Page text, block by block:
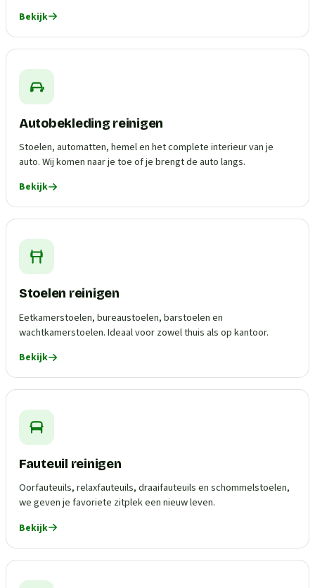
Bekijk
Autobekleding reinigen
Stoelen, automatten, hemel en het complete interieur van je
auto. Wij komen naar je toe of je brengt de auto langs.
Bekijk
Stoelen reinigen
Eetkamerstoelen, bureaustoelen, barstoelen en
wachtkamerstoelen. Ideaal voor zowel thuis als op kantoor.
Bekijk
Fauteuil reinigen
Oorfauteuils, relaxfauteuils, draaifauteuils en schommelstoelen,
we geven je favoriete zitplek een nieuw leven.
Bekijk